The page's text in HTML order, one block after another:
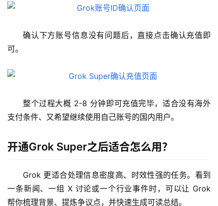
确认下方账号信息没有问题后，直接点击确认充值即
可。
整个过程大概 2-8 分钟即可充值完毕，适合没有海外
支付条件、又希望继续使用自己账号的国内用户。
开通Grok Super之后适合怎么用？
Grok 更适合处理信息密度高、时效性强的任务。看到
一条新闻、一组 X 讨论或一个行业事件时，可以让 Grok
帮你梳理背景、提炼争议点，并快速生成可读总结。